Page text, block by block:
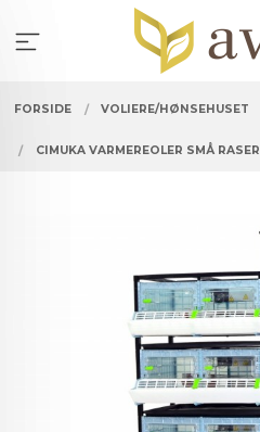
innholdet
FORSIDE VOLIERE/HØNSEHUSET
CIMUKA VARMEREOLER SMÅ RASER